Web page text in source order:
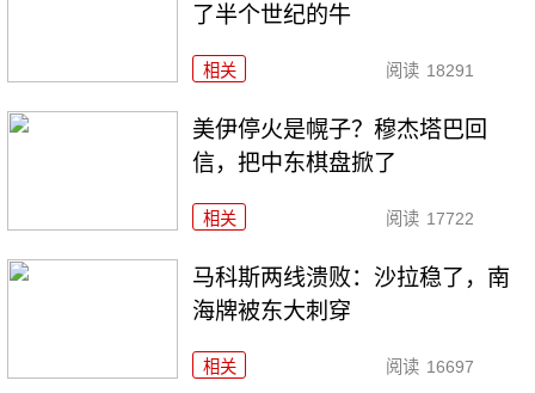
了半个世纪的牛
相关 阅读 18291
美伊停火是幌子？穆杰塔巴回
信，把中东棋盘掀了
相关 阅读 17722
马科斯两线溃败：沙拉稳了，南
海牌被东大刺穿
相关 阅读 16697